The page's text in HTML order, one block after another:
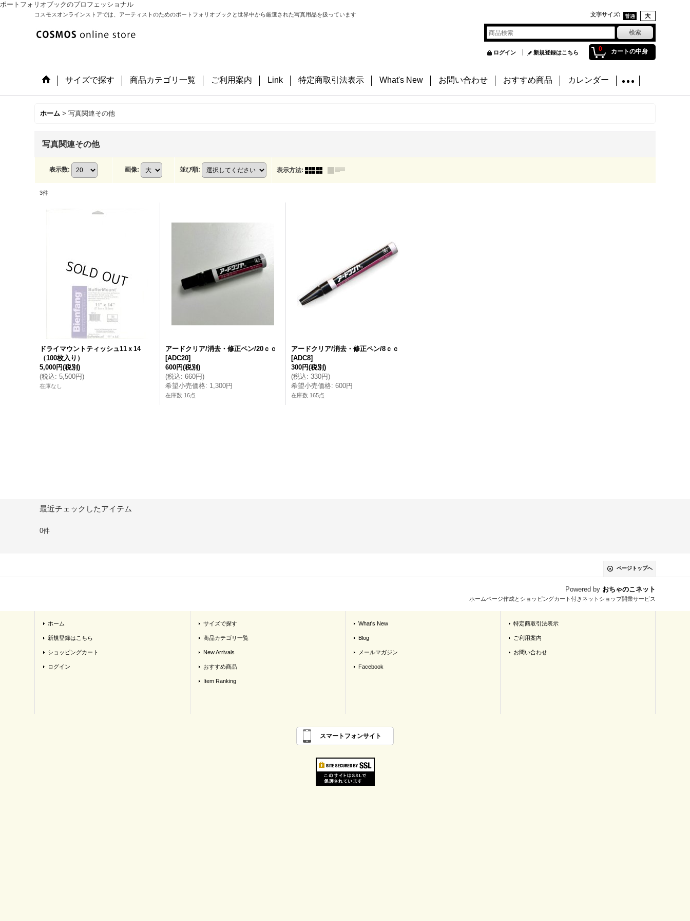
ポートフォリオブックのプロフェッショナル
コスモスオンラインストアでは、アーティストのためのポートフォリオブックと世界中から厳選された写真用品を扱っています 文字サイズ:
0 カートの中身
ログイン 新規登録はこちら
サイズで探す 商品カテゴリ一覧 ご利用案内 Link 特定商取引法表示 What's New お問い合わせ おすすめ商品 カレンダー
ホーム > 写真関連その他
写真関連その他
表示数: 画像: 並び順: 表示方法:
3件
ドライマウントティッシュ11ｘ14
（100枚入り）
5,000円(税別)
(税込: 5,500円)
在庫なし
アードクリア/消去・修正ペン/20ｃｃ
[ADC20]
600円(税別)
(税込: 660円)
希望小売価格: 1,300円
在庫数 16点
アードクリア/消去・修正ペン/8ｃｃ
[ADC8]
300円(税別)
(税込: 330円)
希望小売価格: 600円
在庫数 165点
最近チェックしたアイテム
0件
ページトップへ
Powered by おちゃのこネット
ホームページ作成とショッピングカート付きネットショップ開業サービス
ホーム
新規登録はこちら
ショッピングカート
ログイン
サイズで探す
商品カテゴリ一覧
New Arrivals
おすすめ商品
Item Ranking
What's New
Blog
メールマガジン
Facebook
特定商取引法表示
ご利用案内
お問い合わせ
スマートフォンサイト